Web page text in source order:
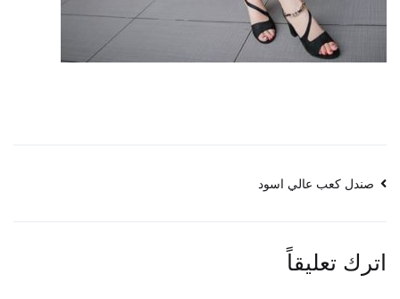
تصفّح
صندل كعب عالي اسود
اترك تعليقاً